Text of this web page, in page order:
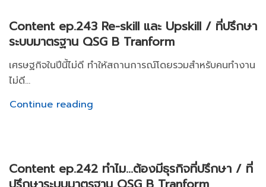
Content ep.243 Re-skill และ Upskill / ที่ปรึกษา
ระบบมาตรฐาน QSG B Tranform
เศรษฐกิจในปีนี้ไม่ดี ทำให้สถานการณ์โดยรวมสำหรับคนทำงาน
ไม่ดี...
Continue reading
Content ep.242 ทำไม...ต้องมีธุรกิจที่ปรึกษา / ที่